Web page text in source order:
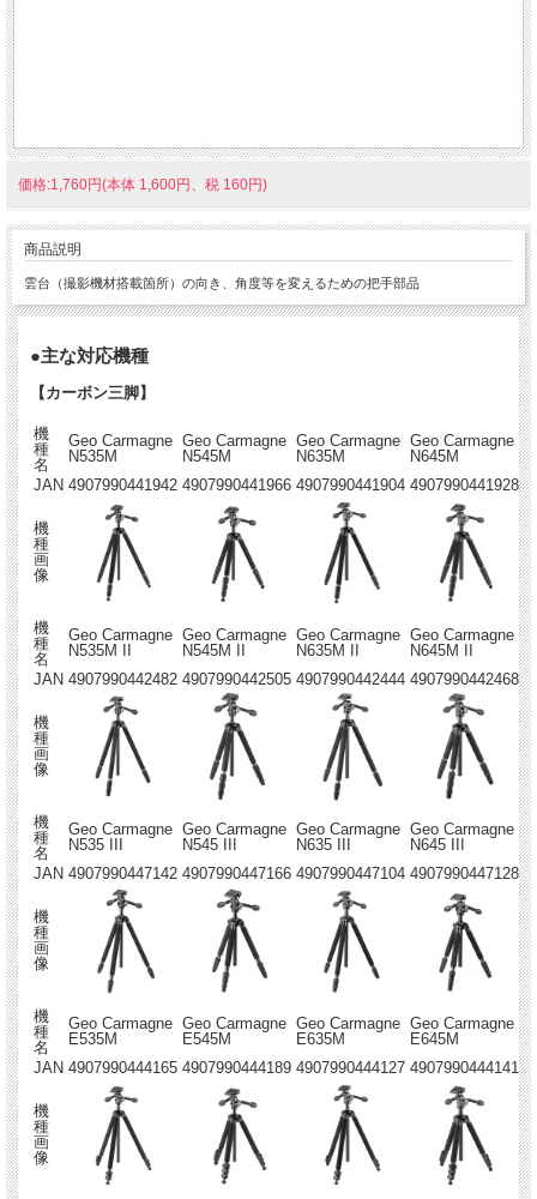
価格:1,760円(本体 1,600円、税 160円)
商品説明
雲台（撮影機材搭載箇所）の向き、角度等を変えるための把手部品
●主な対応機種
【カーボン三脚】
機
種
名
Geo Carmagne
N535M
Geo Carmagne
N545M
Geo Carmagne
N635M
Geo Carmagne
N645M
JAN 4907990441942 4907990441966 4907990441904 4907990441928
機
種
画
像
機
種
名
Geo Carmagne
N535M II
Geo Carmagne
N545M II
Geo Carmagne
N635M II
Geo Carmagne
N645M II
JAN 4907990442482 4907990442505 4907990442444 4907990442468
機
種
画
像
機
種
名
Geo Carmagne
N535 III
Geo Carmagne
N545 III
Geo Carmagne
N635 III
Geo Carmagne
N645 III
JAN 4907990447142 4907990447166 4907990447104 4907990447128
機
種
画
像
機
種
名
Geo Carmagne
E535M
Geo Carmagne
E545M
Geo Carmagne
E635M
Geo Carmagne
E645M
JAN 4907990444165 4907990444189 4907990444127 4907990444141
機
種
画
像